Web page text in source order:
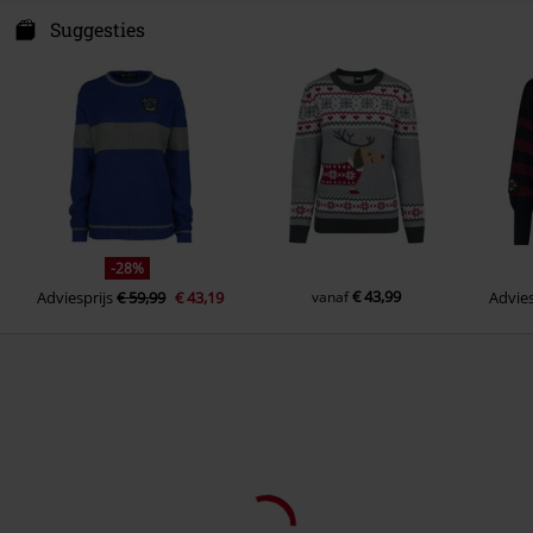
Mouwlengte
rood-geel
100 Ave Du Generale Lec. Batiment 1
93500 Pantin
www.cottondivision.com
Suggesties
-28%
Adviesprijs€ 59,99 € 43,19 vanaf€ 43,99